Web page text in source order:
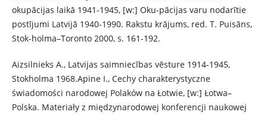
okupācijas laikā 1941-1945, [w:] Oku-pācijas varu nodarītie
postījumi Latvijā 1940-1990. Rakstu krājums, red. T. Puisāns,
Stok-holma–Toronto 2000, s. 161-192.
Aizsilnieks A., Latvijas saimniecības vēsture 1914-1945,
Stokholma 1968.Apine I., Cechy charakterystyczne
świadomości narodowej Polaków na Łotwie, [w:] Łotwa–
Polska. Materiały z międzynarodowej konferencji naukowej